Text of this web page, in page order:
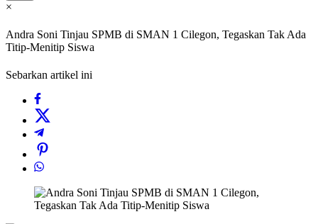
×
Andra Soni Tinjau SPMB di SMAN 1 Cilegon, Tegaskan Tak Ada
Titip-Menitip Siswa
Sebarkan artikel ini